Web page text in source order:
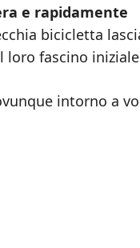
e rapidamente
bicicletta
fascino
intorno a